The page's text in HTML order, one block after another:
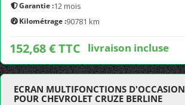
Garantie :12 mois
Kilométrage :90781 km
152,68 € TTC livraison incluse
ECRAN MULTIFONCTIONS D'OCCASION
POUR CHEVROLET CRUZE BERLINE